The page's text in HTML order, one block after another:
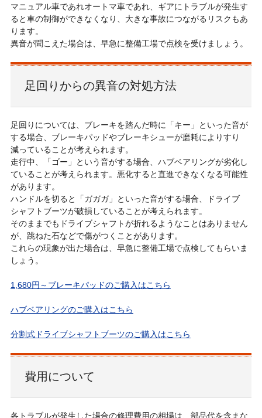
マニュアル車であれオートマ車であれ、ギアにトラブルが発生す
ると車の制御ができなくなり、大きな事故につながるリスクもあ
ります。
異音が聞こえた場合は、早急に整備工場で点検を受けましょう。
足回りからの異音の対処方法
足回りについては、ブレーキを踏んだ時に「キー」といった音が
する場合、ブレーキパッドやブレーキシューが磨耗によりすり
減っていることが考えられます。
走行中、「ゴー」という音がする場合、ハブベアリングが劣化し
ていることが考えられます。悪化すると直進できなくなる可能性
があります。
ハンドルを切ると「ガガガ」といった音がする場合、ドライブ
シャフトブーツが破損していることが考えられます。
そのままでもドライブシャフトが折れるようなことはありません
が、跳ねた石などで傷がつくことがあります。
これらの現象が出た場合は、早急に整備工場で点検してもらいま
しょう。
1,680円～ブレーキパッドのご購入はこちら
ハブベアリングのご購入はこちら
分割式ドライブシャフトブーツのご購入はこちら
費用について
各トラブルが発生した場合の修理費用の相場は、部品代を含まな